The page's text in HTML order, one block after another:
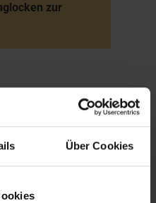
Über Cookies
zur
Wiener Neustadt